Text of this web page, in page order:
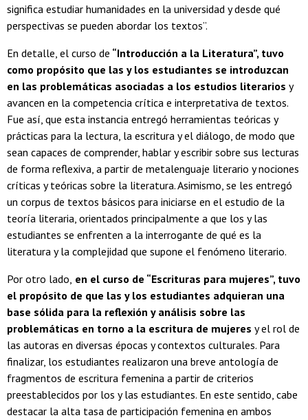
significa estudiar humanidades en la universidad y desde qué
perspectivas se pueden abordar los textos”.
En detalle, el curso de “Introducción a la Literatura”, tuvo
como propósito que las y los estudiantes se introduzcan
en las problemáticas asociadas a los estudios literarios y
avancen en la competencia crítica e interpretativa de textos.
Fue así, que esta instancia entregó herramientas teóricas y
prácticas para la lectura, la escritura y el diálogo, de modo que
sean capaces de comprender, hablar y escribir sobre sus lecturas
de forma reflexiva, a partir de metalenguaje literario y nociones
críticas y teóricas sobre la literatura. Asimismo, se les entregó
un corpus de textos básicos para iniciarse en el estudio de la
teoría literaria, orientados principalmente a que los y las
estudiantes se enfrenten a la interrogante de qué es la
literatura y la complejidad que supone el fenómeno literario.
Por otro lado, en el curso de “Escrituras para mujeres”, tuvo
el propósito de que las y los estudiantes adquieran una
base sólida para la reflexión y análisis sobre las
problemáticas en torno a la escritura de mujeres y el rol de
las autoras en diversas épocas y contextos culturales. Para
finalizar, los estudiantes realizaron una breve antología de
fragmentos de escritura femenina a partir de criterios
preestablecidos por los y las estudiantes. En este sentido, cabe
destacar la alta tasa de participación femenina en ambos